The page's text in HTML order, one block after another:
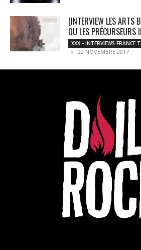
[INTERVIEW LES ARTS
OU LES PRÉCURSEURS
XXX - INTERVIEWS FRANCE
22 NOVEMBRE 2017